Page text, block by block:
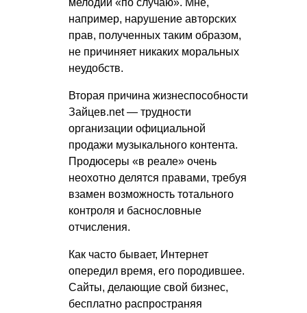
например, нарушение авторских
прав, полученных таким образом,
не причиняет никаких моральных
неудобств.
Вторая причина жизнеспособности
Зайцев.net — трудности
организации официальной
продажи музыкального контента.
Продюсеры «в реале» очень
неохотно делятся правами, требуя
взамен возможность тотального
контроля и баснословные
отчисления.
Как часто бывает, Интернет
опередил время, его породившее.
Сайты, делающие свой бизнес,
бесплатно распространяя